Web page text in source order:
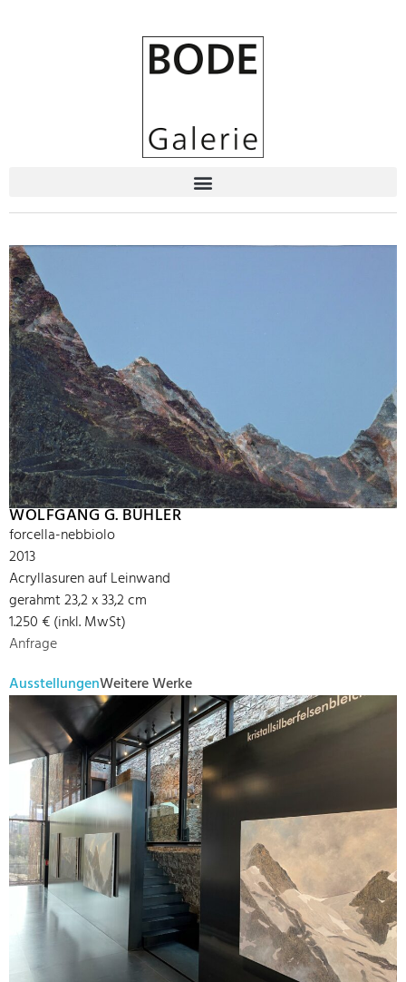
WOLFGANG G. BÜHLER
forcella-nebbiolo
2013
Acryllasuren auf Leinwand
gerahmt 23,2 x 33,2 cm
1.250 € (inkl. MwSt)
Anfrage
AusstellungenWeitere Werke